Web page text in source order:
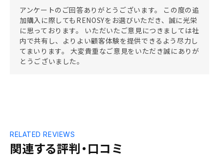
アンケートのご回答ありがとうございます。 この度の追
加購入に際してもRENOSYをお選びいただき、誠に光栄
に思っております。 いただいたご意見につきましては社
内で共有し、よりよい顧客体験を提供できるよう尽力し
てまいります。 大変貴重なご意見をいただき誠にありが
とうございました。
関連する評判・口コミ
RELATED REVIEWS